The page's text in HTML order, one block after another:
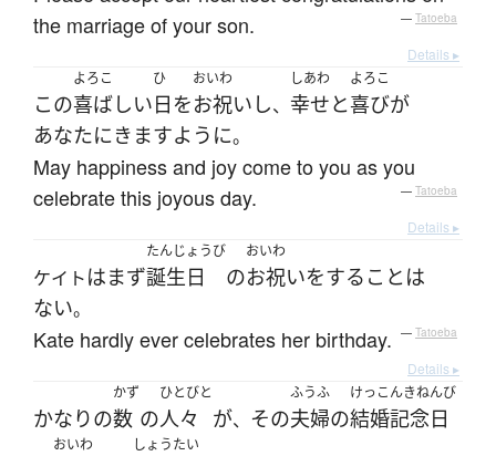
the marriage of your son.
— Tatoeba
Details ▸
この
よろこ
喜ばしい
ひ
日 を
おいわ
お祝い し、
しあわ
幸せと
よろこ
喜びが
あなたにきますように。
May happiness and joy come to you as you
celebrate this joyous day.
— Tatoeba
Details ▸
ケイトはまず
たんじょうび
誕生日 の
おいわ
お祝いをする ことは
ない。
Kate hardly ever celebrates her birthday. — Tatoeba
Details ▸
かなりの
かず
数 の
ひとびと
人々 が、 その
ふうふ
夫婦の
けっこんきねんび
結婚記念日
おいわ しょうたい